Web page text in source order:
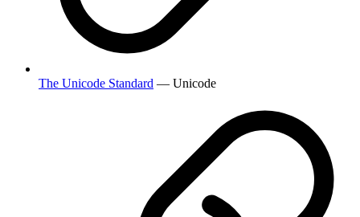
The Unicode Standard — Unicode